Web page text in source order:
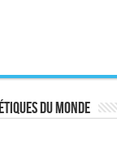
du monde